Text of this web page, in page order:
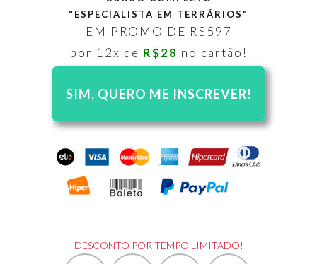
"ESPECIALISTA EM TERRÁRIOS"
EM PROMO DER$597
por 12x de R$28 no cartão!
SIM, QUERO ME INSCREVER!
DESCONTO POR TEMPO LIMITADO!